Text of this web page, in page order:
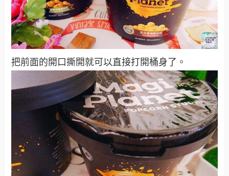
把前面的開口撕開就可以直接打開桶身了。